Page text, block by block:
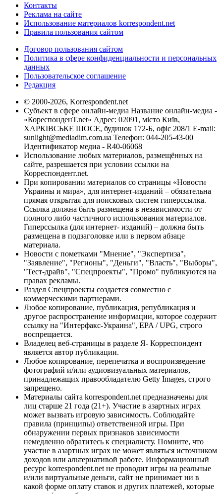
Контакты
Реклама на сайте
Использование материалов korrespondent.net
Правила пользования сайтом
Договор пользования сайтом
Политика в сфере конфиденциальности и персональных
данных
Пользовательское соглашение
Редакция
© 2000-2026, Korrespondent.net
Субъект в сфере онлайн-медиа Название онлайн-медиа -
«КореспонденТ.net» Адрес: 02091, місто Київ,
ХАРКІВСЬКЕ ШОСЕ, будинок 172-Б, офіс 208/1 E-mail:
sunlight@mediadim.com.ua Телефон: 044-205-43-00
Идентификатор медиа - R40-06068
Использование любых материалов, размещённых на
сайте, разрешается при условии ссылки на
Корреспондент.net.
При копировании материалов со страницы «Новости
Украины и мира», для интернет-изданий – обязательна
прямая открытая для поисковых систем гиперссылка.
Ссылка должна быть размещена в независимости от
полного либо частичного использования материалов.
Гиперссылка (для интернет- изданий) – должна быть
размещена в подзаголовке или в первом абзаце
материала.
Новости с пометками "Мнение", "Экспертиза",
"Заявление", "Регионы", "Деньги", "Власть", "Выборы",
"Тест-драйв", "Спецпроекты", "Промо" публикуются на
правах рекламы.
Раздел Спецпроекты создается совместно с
коммерческими партнерами.
Любое копирование, публикация, републикация и
другое распространение информации, которое содержит
ссылку на "Интерфакс-Украина", EPA / UPG, строго
воспрещается.
Владелец веб-страницы в разделе Я- Корреспондент
является автор публикации.
Любое копирование, перепечатка и воспроизведение
фотографий и/или аудиовизуальных материалов,
принадлежащих правообладателю Getty Images, строго
запрещено.
Материалы сайта korrespondent.net предназначены для
лиц старше 21 года (21+). Участие в азартных играх
может вызвать игровую зависимость. Соблюдайте
правила (принципы) ответственной игры. При
обнаружении первых признаков зависимости
немедленно обратитесь к специалисту. Помните, что
участие в азартных играх не может являться источником
доходов или альтернативой работе. Информационный
ресурс korrespondent.net не проводит игры на реальные
и/или виртуальные деньги, сайт не принимает ни в
какой форме оплату ставок и других платежей, которые